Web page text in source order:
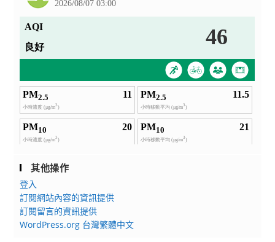
其他操作
登入
訂閱網站內容的資訊提供
訂閱留言的資訊提供
WordPress.org 台灣繁體中文